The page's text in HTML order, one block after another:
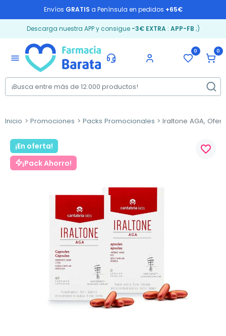
Envíos GRATIS a Península en pedidos +65€
Descarga nuestra APP y consigue -3€ EXTRA: APP-FB ;)
menu
0 0
Inicio Promociones Packs Promocionales Iraltone AGA,
¡En oferta!
¡Pack Ahorro!
favorite_border